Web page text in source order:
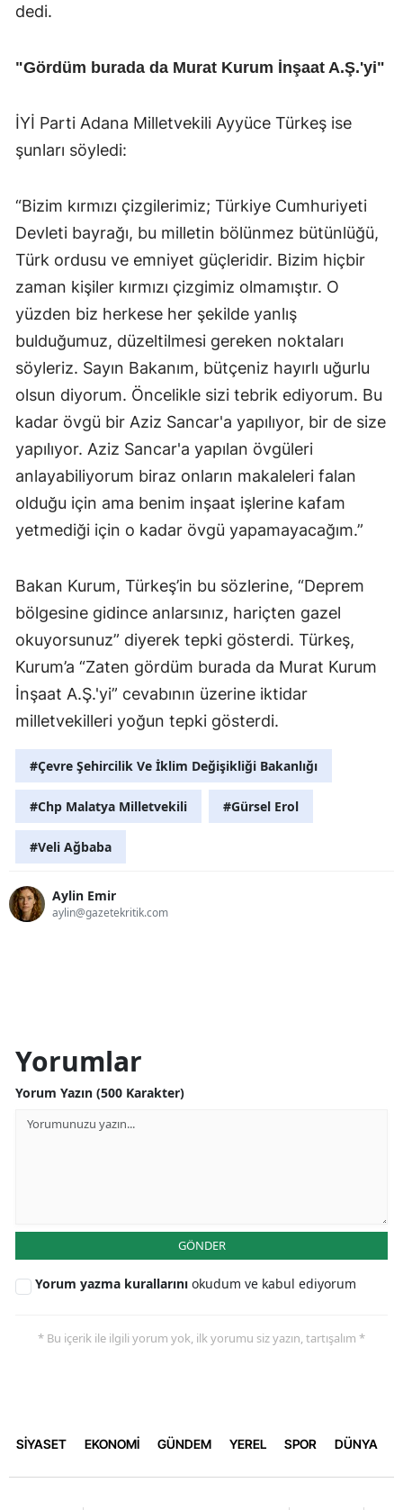
dedi.
"Gördüm burada da Murat Kurum İnşaat A.Ş.'yi"
İYİ Parti Adana Milletvekili Ayyüce Türkeş ise
şunları söyledi:
“Bizim kırmızı çizgilerimiz; Türkiye Cumhuriyeti
Devleti bayrağı, bu milletin bölünmez bütünlüğü,
Türk ordusu ve emniyet güçleridir. Bizim hiçbir
zaman kişiler kırmızı çizgimiz olmamıştır. O
yüzden biz herkese her şekilde yanlış
bulduğumuz, düzeltilmesi gereken noktaları
söyleriz. Sayın Bakanım, bütçeniz hayırlı uğurlu
olsun diyorum. Öncelikle sizi tebrik ediyorum. Bu
kadar övgü bir Aziz Sancar'a yapılıyor, bir de size
yapılıyor. Aziz Sancar'a yapılan övgüleri
anlayabiliyorum biraz onların makaleleri falan
olduğu için ama benim inşaat işlerine kafam
yetmediği için o kadar övgü yapamayacağım.”
Bakan Kurum, Türkeş’in bu sözlerine, “Deprem
bölgesine gidince anlarsınız, hariçten gazel
okuyorsunuz” diyerek tepki gösterdi. Türkeş,
Kurum’a “Zaten gördüm burada da Murat Kurum
İnşaat A.Ş.'yi” cevabının üzerine iktidar
milletvekilleri yoğun tepki gösterdi.
#Çevre Şehircilik Ve İklim Değişikliği Bakanlığı
#Chp Malatya Milletvekili #Gürsel Erol
#Veli Ağbaba
Aylin Emir
aylin@gazetekritik.com
Yorumlar
Yorum Yazın (500 Karakter)
GÖNDER
Yorum yazma kurallarını okudum ve kabul ediyorum
* Bu içerik ile ilgili yorum yok, ilk yorumu siz yazın, tartışalım *
SİYASET EKONOMİ GÜNDEM YEREL SPOR DÜNYA